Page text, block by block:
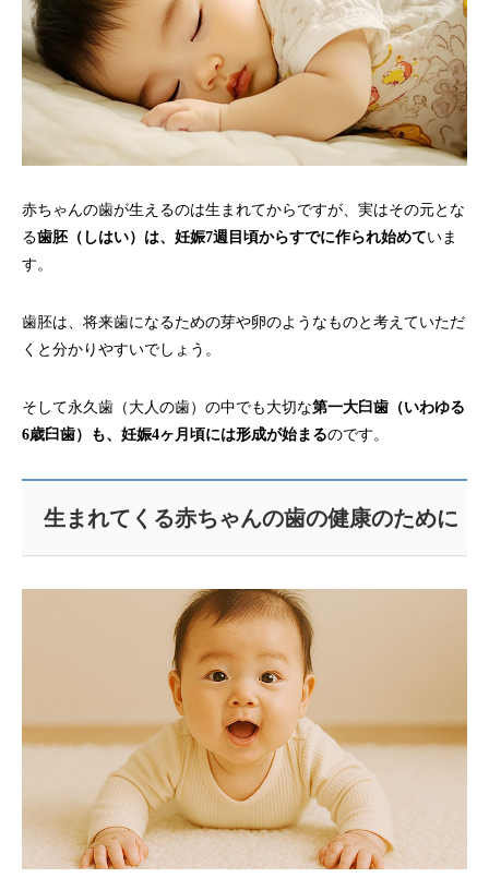
赤ちゃんの歯が生えるのは生まれてからですが、実はその元とな
る歯胚（しはい）は、妊娠7週目頃からすでに作られ始めていま
す。
歯胚は、将来歯になるための芽や卵のようなものと考えていただ
くと分かりやすいでしょう。
そして永久歯（大人の歯）の中でも大切な第一大臼歯（いわゆる
6歳臼歯）も、妊娠4ヶ月頃には形成が始まるのです。
生まれてくる赤ちゃんの歯の健康のために